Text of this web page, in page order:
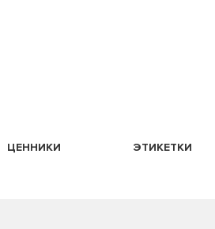
ЦЕННИКИ ЭТИКЕТКИ